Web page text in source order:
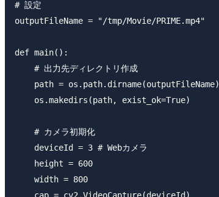
# 設定
outputFileName = "/tmp/Movie/PRIME.mp4"
def main():
    # 出力先ディレクトリ作成
    path = os.path.dirname(outputFileName)
    os.makedirs(path, exist_ok=True)
    # カメラ初期化
    deviceId = 3 # Webカメラ
    height = 600
    width = 800
    cap = cv2.VideoCapture(deviceId)